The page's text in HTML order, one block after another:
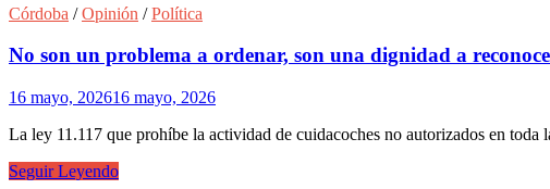
del
Agostina
Córdoba /Opinión /Política
No son un problema a ordenar, son una dignidad a
16 mayo, 202616 mayo, 2026
La ley 11.117 que prohíbe la actividad de cuidacoches no autorizados en
No
Seguir Leyendo